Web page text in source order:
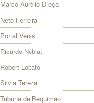
Marco Aurélio D`eça
Neto Ferreira
Portal Veras
Ricardo Noblat
Robert Lobato
Silvia Tereza
Tribuna de Bequimão